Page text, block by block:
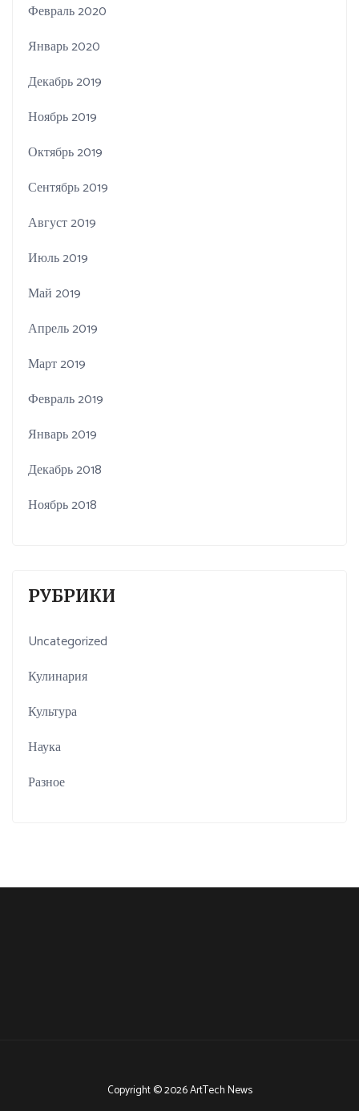
Февраль 2020
Январь 2020
Декабрь 2019
Ноябрь 2019
Октябрь 2019
Сентябрь 2019
Август 2019
Июль 2019
Май 2019
Апрель 2019
Март 2019
Февраль 2019
Январь 2019
Декабрь 2018
Ноябрь 2018
РУБРИКИ
Uncategorized
Кулинария
Культура
Наука
Разное
Copyright © 2026 ArtTech News